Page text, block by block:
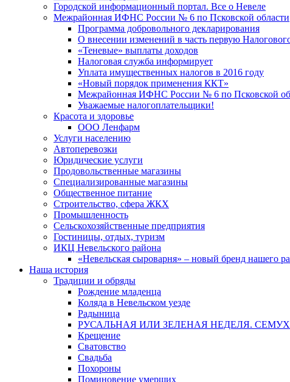
Городской информационный портал. Все о Невеле
Межрайонная ИФНС России № 6 по Псковской области
Программа добровольного декларирования
О внесении изменений в часть первую
«Теневые» выплаты доходов
Налоговая служба информирует
Уплата имущественных налогов в 2016 году
«Новый порядок применения ККТ»
Межрайонная ИФНС России № 6 по Псковской
Уважаемые налогоплательщики!
Красота и здоровье
ООО Ленфарм
Услуги населению
Автоперевозки
Юридические услуги
Продовольственные магазины
Специализированные магазины
Общественное питание
Строительство, сфера ЖКХ
Промышленность
Сельскохозяйственные предприятия
Гостиницы, отдых, туризм
ИКЦ Невельского района
«Невельская сыроварня» – новый бренд нашего
Наша история
Традиции и обряды
Рождение младенца
Коляда в Невельском уезде
Радыница
РУСАЛЬНАЯ ИЛИ ЗЕЛЕНАЯ НЕДЕЛЯ.
Крещение
Сватовство
Свадьба
Похороны
Поминовение умерших